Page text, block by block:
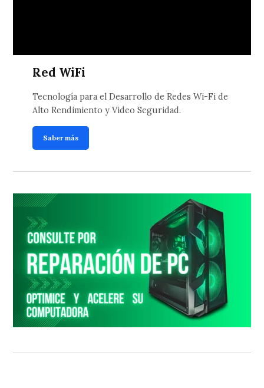
Red WiFi
Tecnología para el Desarrollo de Redes Wi-Fi de
Alto Rendimiento y Video Seguridad.
Saber más